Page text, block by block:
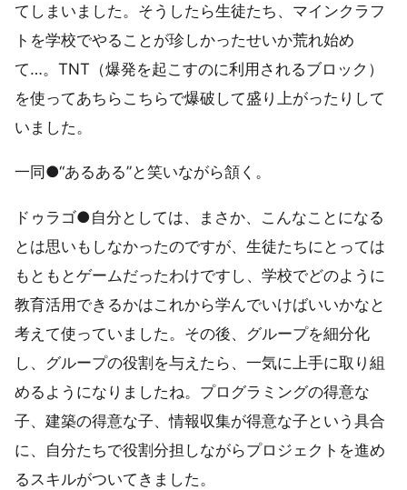
てしまいました。そうしたら生徒たち、マインクラフ
トを学校でやることが珍しかったせいか荒れ始め
て…。TNT（爆発を起こすのに利用されるブロック）
を使ってあちらこちらで爆破して盛り上がったりして
いました。
一同●“あるある”と笑いながら頷く。
ドゥラゴ●自分としては、まさか、こんなことになる
とは思いもしなかったのですが、生徒たちにとっては
もともとゲームだったわけですし、学校でどのように
教育活用できるかはこれから学んでいけばいいかなと
考えて使っていました。その後、グループを細分化
し、グループの役割を与えたら、一気に上手に取り組
めるようになりましたね。プログラミングの得意な
子、建築の得意な子、情報収集が得意な子という具合
に、自分たちで役割分担しながらプロジェクトを進め
るスキルがついてきました。